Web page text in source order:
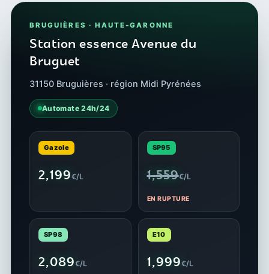
BRUGUIÈRES · HAUTE-GARONNE
Station essence Avenue du
Bruguet
31150 Bruguières · région Midi Pyrénées
Automate 24h/24
Gazole
2,199€/L
SP95
1,559€/L
EN RUPTURE
SP98
2,089€/L
E10
1,999€/L